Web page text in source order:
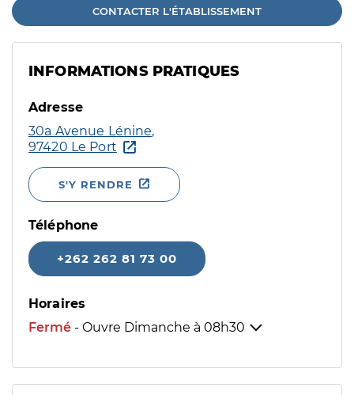
CONTACTER L'ÉTABLISSEMENT
INFORMATIONS PRATIQUES
Adresse
30a Avenue Lénine,
97420 Le Port
S'Y RENDRE
Téléphone
+262 262 81 73 00
Horaires
Fermé - Ouvre Dimanche à 08h30